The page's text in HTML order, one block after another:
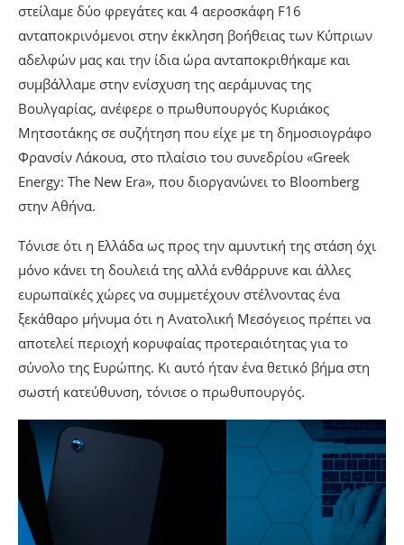
στείλαμε δύο φρεγάτες και 4 αεροσκάφη F16
ανταποκρινόμενοι στην έκκληση βοήθειας των Κύπριων
αδελφών μας και την ίδια ώρα ανταποκριθήκαμε και
συμβάλλαμε στην ενίσχυση της αεράμυνας της
Βουλγαρίας, ανέφερε ο πρωθυπουργός Κυριάκος
Μητσοτάκης σε συζήτηση που είχε με τη δημοσιογράφο
Φρανσίν Λάκουα, στο πλαίσιο του συνεδρίου «Greek
Energy: The New Era», που διοργανώνει το Bloomberg
στην Αθήνα.
Τόνισε ότι η Ελλάδα ως προς την αμυντική της στάση όχι
μόνο κάνει τη δουλειά της αλλά ενθάρρυνε και άλλες
ευρωπαϊκές χώρες να συμμετέχουν στέλνοντας ένα
ξεκάθαρο μήνυμα ότι η Ανατολική Μεσόγειος πρέπει να
αποτελεί περιοχή κορυφαίας προτεραιότητας για το
σύνολο της Ευρώπης. Κι αυτό ήταν ένα θετικό βήμα στη
σωστή κατεύθυνση, τόνισε ο πρωθυπουργός.